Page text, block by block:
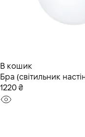
В кошик
Бра (світильник
1220 ₴